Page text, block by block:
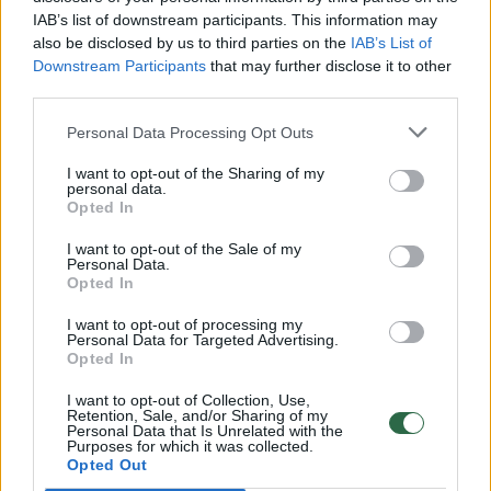
IAB’s list of downstream participants. This information may
also be disclosed by us to third parties on the IAB’s List of
Downstream Participants that may further disclose it to other
Personal Data Processing Opt Outs
I want to opt-out of the Sharing of my
personal data.
Opted In
I want to opt-out of the Sale of my
Personal Data.
Opted In
I want to opt-out of processing my
Personal Data for Targeted Advertising.
Opted In
I want to opt-out of Collection, Use,
Retention, Sale, and/or Sharing of my
Personal Data that Is Unrelated with the
Purposes for which it was collected.
Opted Out
00:00:30
Vaizdai iš tragiškos avarijos Vilniaus r.: dviejų moterų ir
vaiko gyvybių išgelbėti nepavyko
Savaitės vidurys nusimato karštas: temperatūra kils iki
32 laipsnių šilumos
vaizdas pribloškia
Žinios | Lietuvos diena
00:15:54
V. Zalužno pasisakymą laiko bandymu įsitvirtinti
Ukrainos politikoje: jis yra neteisus